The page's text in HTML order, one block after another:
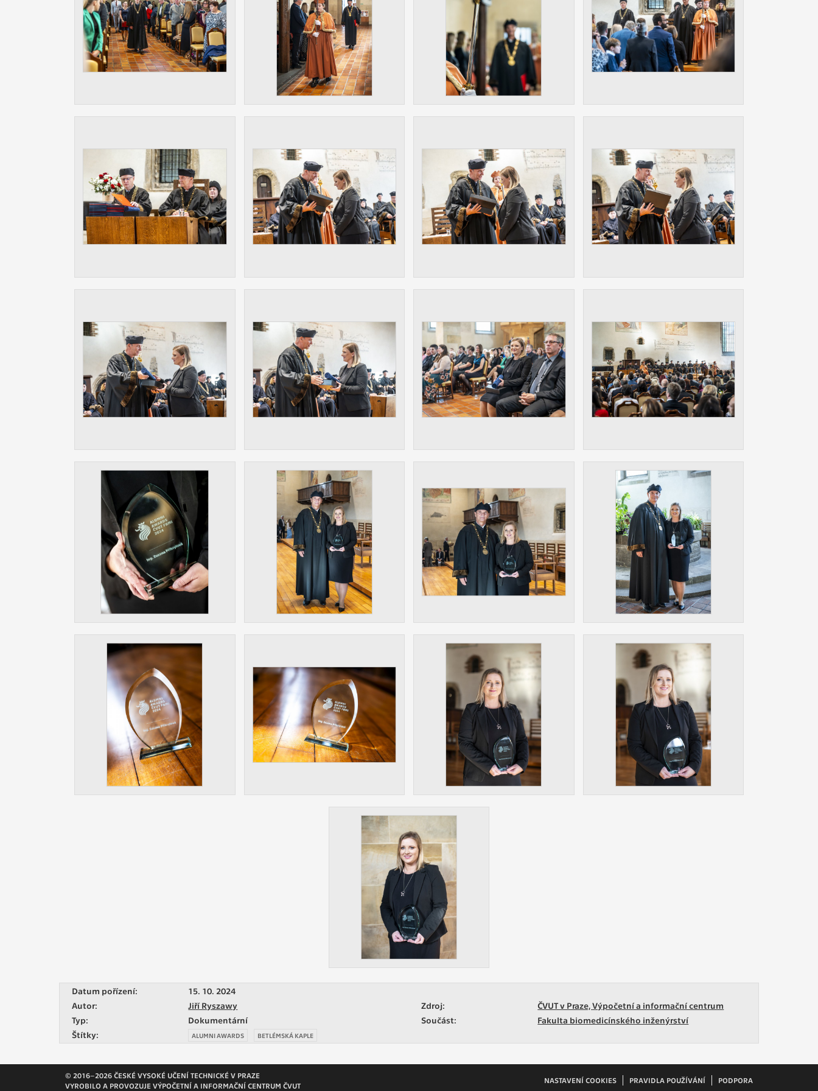
Slouží pro získávání anonymizovaných statistických údajů, které nám
pomáhají vylepšovat naše aplikace. Zpravidla jde o cookies systémů třetích
stran, které k těmto účelům využíváme.
MARKETINGOVÉ
Využívané za účelem zobrazení správných nabídek a cílení obsahu podle
Vašich preferencí. Zpravidla jde o cookies systémů třetích stran, které nám s
OSTATNÍ
Cookies, které aplikace nedokáže zařadit. Naším cílem je, aby tato kategorie
zůstala prázdná a všechny cookies byly přiřazeny do některé z kategorií
uvedených výše.
Datum pořízení:
15. 10. 2024
Autor:
Jiří Ryszawy Zdroj:
ČVUT v Praze, Výpočetní a informační centrum
Typ:
Dokumentární Součást:
Fakulta biomedicínského inženýrství
Štítky:
ALUMNI AWARDS BETLÉMSKÁ KAPLE
© 2016–2026 ČESKÉ VYSOKÉ UČENÍ TECHNICKÉ V PRAZE
VYROBILO A PROVOZUJE VÝPOČETNÍ A INFORMAČNÍ CENTRUM ČVUT
NASTAVENÍ COOKIES PRAVIDLA POUŽÍVÁNÍ PODPORA